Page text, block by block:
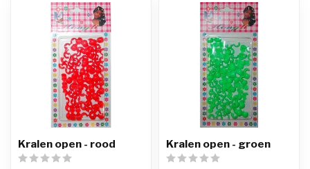
Kralen open - rood Kralen open - groen